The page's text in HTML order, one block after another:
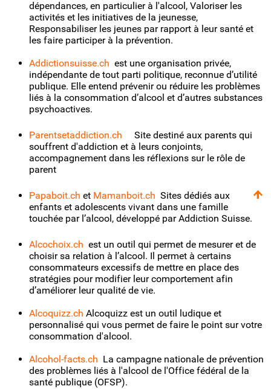
dépendances, en particulier à l'alcool, Valoriser les
activités et les initiatives de la jeunesse,
Responsabiliser les jeunes par rapport à leur santé et
les faire participer à la prévention.
Addictionsuisse.ch est une organisation privée,
indépendante de tout parti politique, reconnue d’utilité
publique. Elle entend prévenir ou réduire les problèmes
liés à la consommation d’alcool et d’autres substances
psychoactives.
Parentsetaddiction.ch Site destiné aux parents qui
souffrent d'addiction et à leurs conjoints,
accompagnement dans les réflexions sur le rôle de
parent
Papaboit.ch et Mamanboit.ch Sites dédiés aux
enfants et adolescents vivant dans une famille
touchée par l’alcool, développé par Addiction Suisse.
Alcochoix.ch est un outil qui permet de mesurer et de
choisir sa relation à l’alcool. Il permet à certains
consommateurs excessifs de mettre en place des
stratégies pour modifier leur comportement afin
d’améliorer leur qualité de vie.
Alcoquizz.ch Alcoquizz est un outil ludique et
personnalisé qui vous permet de faire le point sur votre
consommation d'alcool.
Alcohol-facts.ch La campagne nationale de prévention
des problèmes liés à l'alcool de l'Office fédéral de la
santé publique (OFSP).